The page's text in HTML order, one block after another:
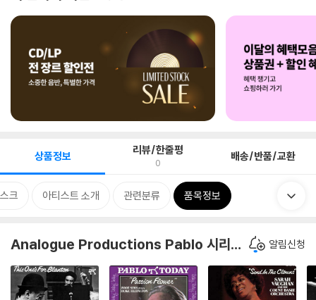
상품정보 리뷰/한줄평
0 배송/반품/교환
크 아티스트 소개 관련분류 품목정보
Analogue Productions Pablo 시리즈 알림신청